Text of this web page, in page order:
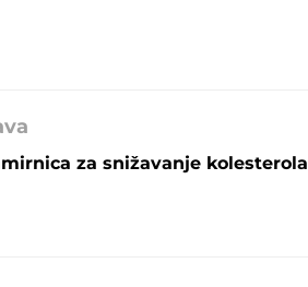
za snižavanje kolesterola